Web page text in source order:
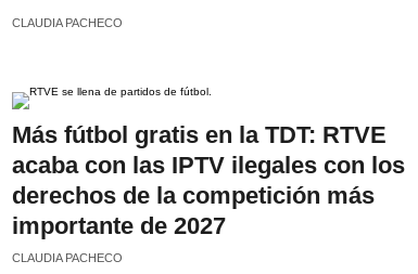
CLAUDIA PACHECO
Más fútbol gratis en la TDT: RTVE
acaba con las IPTV ilegales con los
derechos de la competición más
importante de 2027
CLAUDIA PACHECO